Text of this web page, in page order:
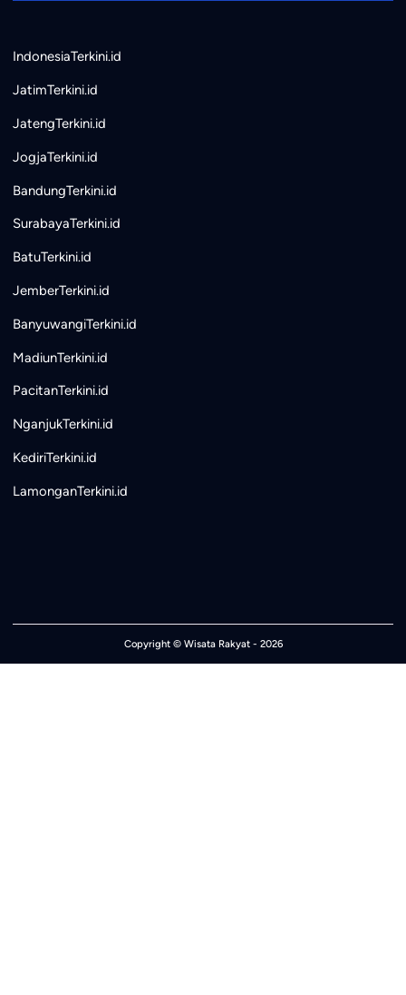
IndonesiaTerkini.id
JatimTerkini.id
JatengTerkini.id
JogjaTerkini.id
BandungTerkini.id
SurabayaTerkini.id
BatuTerkini.id
JemberTerkini.id
BanyuwangiTerkini.id
MadiunTerkini.id
PacitanTerkini.id
NganjukTerkini.id
KediriTerkini.id
LamonganTerkini.id
Copyright © Wisata Rakyat- 2026